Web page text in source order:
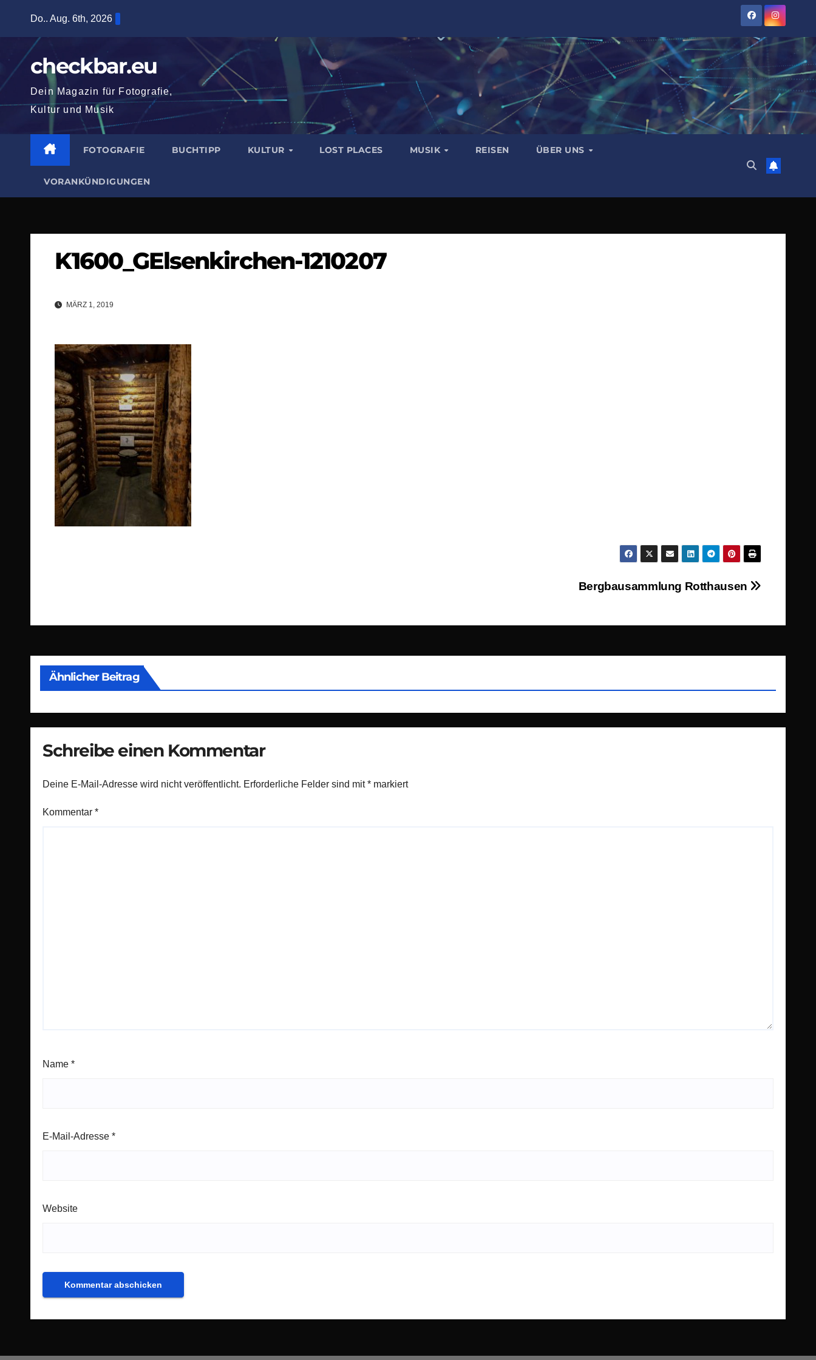
springen
Do.. Aug. 6th, 2026
checkbar.eu
Dein Magazin für Fotografie,
Kultur und Musik
FOTOGRAFIE BUCHTIPP KULTUR LOST PLACES MUSIK REISEN ÜBER UNS
VORANKÜNDIGUNGEN
K1600_GElsenkirchen-1210207
MÄRZ 1, 2019
Bergbausammlung Rotthausen
Ähnlicher Beitrag
Schreibe einen Kommentar
Deine E-Mail-Adresse wird nicht veröffentlicht. Erforderliche Felder sind mit* markiert
Kommentar *
Name *
E-Mail-Adresse *
Website